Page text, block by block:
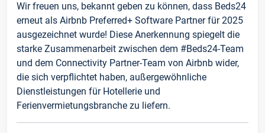
Wir freuen uns, bekannt geben zu können, dass Beds24
erneut als Airbnb Preferred+ Software Partner für 2025
ausgezeichnet wurde! Diese Anerkennung spiegelt die
starke Zusammenarbeit zwischen dem #Beds24-Team
und dem Connectivity Partner-Team von Airbnb wider,
die sich verpflichtet haben, außergewöhnliche
Dienstleistungen für Hotellerie und
Ferienvermietungsbranche zu liefern.